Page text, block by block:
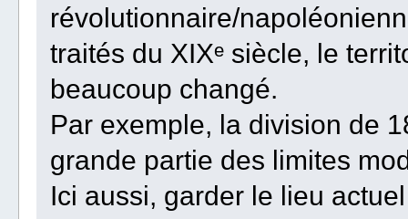
révolutionnaire/
traités du XIXᵉ siècle, le
beaucoup changé.
Par exemple, la division de
grande partie des limites
Ici aussi, garder le lieu